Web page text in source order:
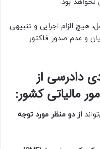
هیچ الزام اجرایی و تنبیهی
و عدم صدور فاکتور
دادرسی از
مالیاتی کشور:
از دو منظر مورد توجه